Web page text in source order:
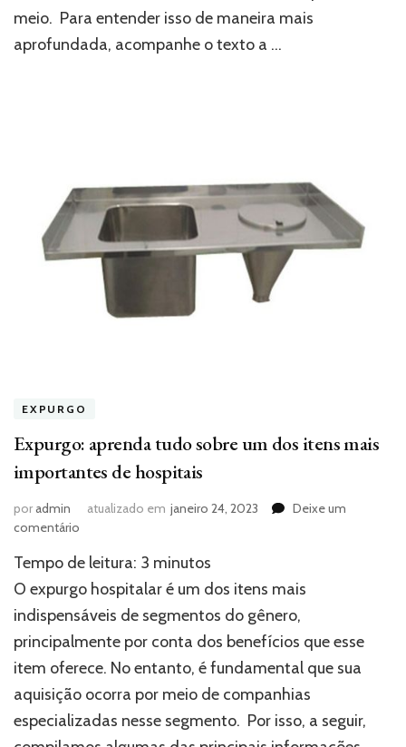
voltados
para
meio. Para entender isso de maneira mais
aprofundada, acompanhe o texto a …
EXPURGO
Expurgo: aprenda tudo sobre um dos itens mais
importantes de hospitais
poradmin atualizado em janeiro 24, 2023
Deixe um
comentário
aprenda
tudo
um
dos
mais
importantes
de
hospitais
Tempo de leitura: 3 minutos
O expurgo hospitalar é um dos itens mais
indispensáveis de segmentos do gênero,
principalmente por conta dos benefícios que esse
item oferece. No entanto, é fundamental que sua
aquisição ocorra por meio de companhias
especializadas nesse segmento. Por isso, a seguir,